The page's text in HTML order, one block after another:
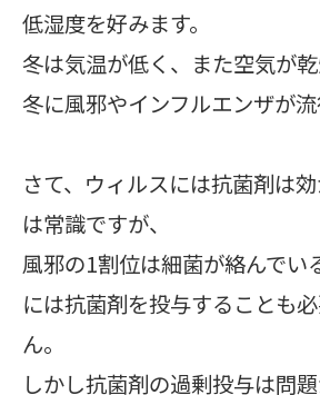
低湿度を好みます。
冬は気温が低く、また空気が乾
冬に風邪やインフルエンザが流
さて、ウィルスには抗菌剤は
は常識ですが、
風邪の1割位は細菌が絡んでい
には抗菌剤を投与することも
ん。
しかし抗菌剤の過剰投与は問